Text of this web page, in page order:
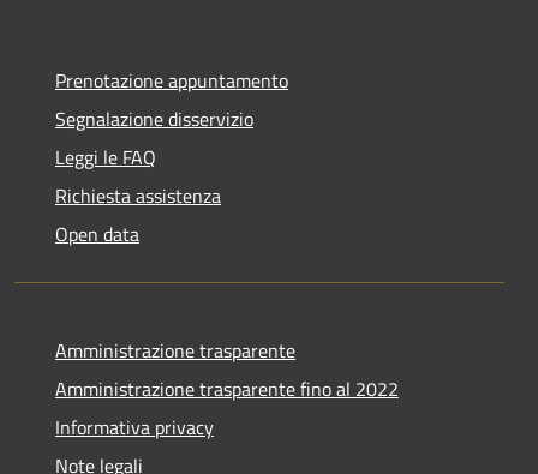
Prenotazione appuntamento
Segnalazione disservizio
Leggi le FAQ
Richiesta assistenza
Open data
Amministrazione trasparente
Amministrazione trasparente fino al 2022
Informativa privacy
Note legali